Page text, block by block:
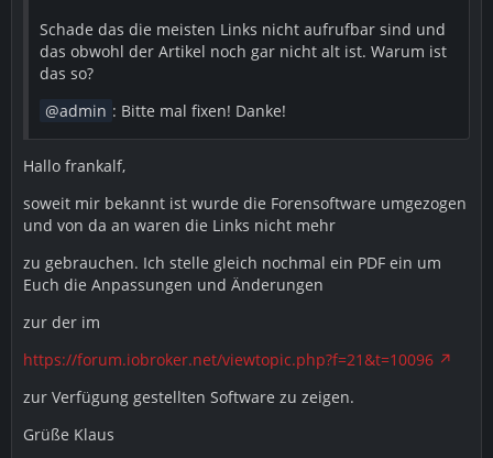
Schade das die meisten Links nicht aufrufbar sind und
das obwohl der Artikel noch gar nicht alt ist. Warum ist
das so?
admin : Bitte mal fixen! Danke!
Hallo frankalf,
soweit mir bekannt ist wurde die Forensoftware umgezogen
und von da an waren die Links nicht mehr
zu gebrauchen. Ich stelle gleich nochmal ein PDF ein um
Euch die Anpassungen und Änderungen
zur der im
https://forum.iobroker.net/viewtopic.php?f=21&t=10096
zur Verfügung gestellten Software zu zeigen.
Grüße Klaus